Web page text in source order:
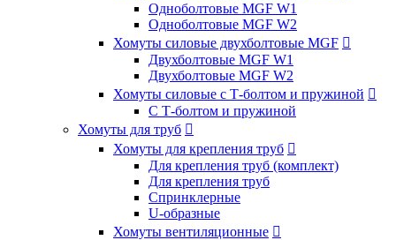
Одноболтовые MGF W1
Одноболтовые MGF W2
Хомуты силовые двухболтовые MGF 
Двухболтовые MGF W1
Двухболтовые MGF W2
Хомуты силовые с Т-болтом и пружиной 
С Т-болтом и пружиной
Хомуты для труб 
Хомуты для крепления труб 
Для крепления труб (комплект)
Для крепления труб
Спринклерные
U-образные
Хомуты вентиляционные 